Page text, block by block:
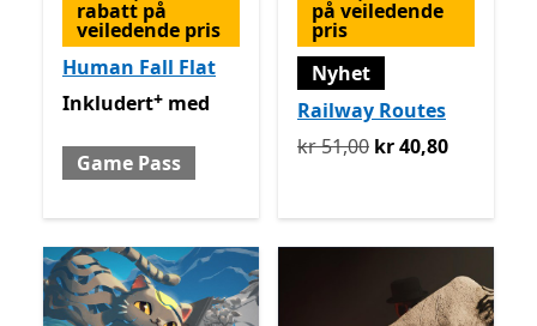
rabatt på
veiledende pris
Human Fall Flat
Inkludert med Game Pass Tilbyr kjøp i appen
Inkludert+ med
Game Pass
på veiledende
pris
Nyhet
Railway Routes
Opprinnelig kr 51,00 nå kr
kr 51,00 kr 40,80